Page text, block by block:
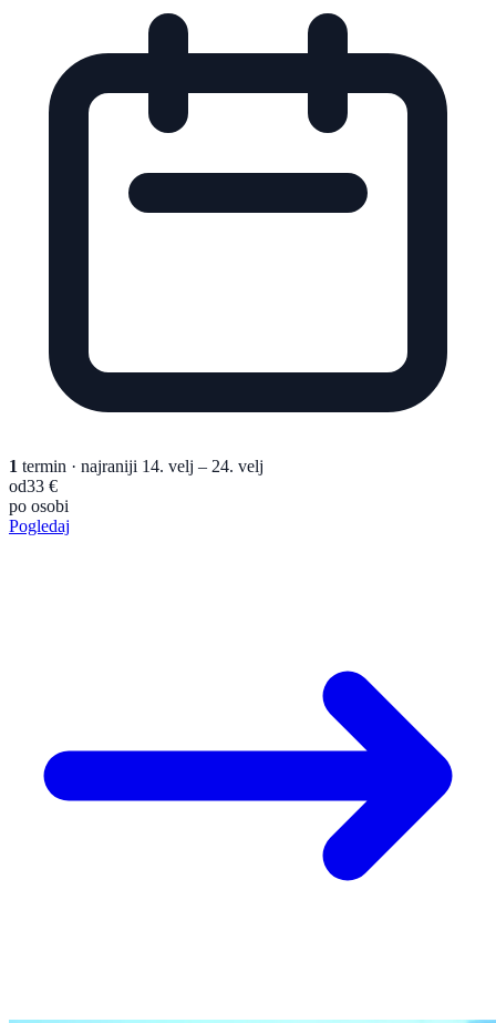
1 termin · najraniji 14. velj – 24. velj
od33 €
po osobi
Pogledaj